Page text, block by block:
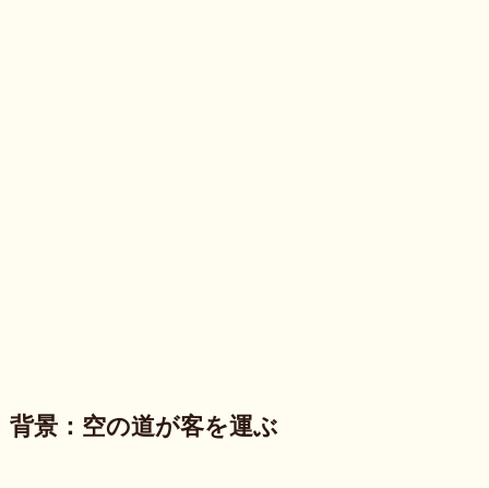
背景：空の道が客を運ぶ